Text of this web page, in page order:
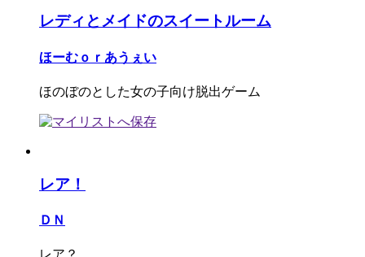
レディとメイドのスイートルーム
ほーむｏｒあうぇい
ほのぼのとした女の子向け脱出ゲーム
レア！
ＤＮ
レア？